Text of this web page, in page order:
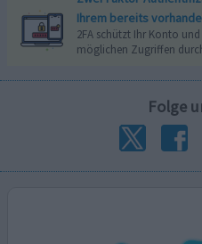
Ihrem bereits
2FA schützt Ihr Konto
möglichen Zugriffen
Folge